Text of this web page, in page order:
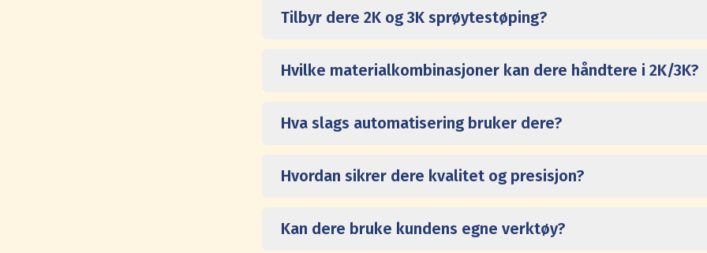
Tilbyr dere 2K og 3K sprøytestøping?
Hvilke materialkombinasjoner kan dere håndtere i 2K/3K?
Hva slags automatisering bruker dere?
Hvordan sikrer dere kvalitet og presisjon?
Kan dere bruke kundens egne verktøy?